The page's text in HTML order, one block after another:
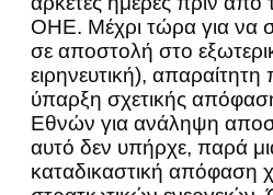
ΟΗΕ. Μέχρι τώρα για να
σε αποστολή στο
ειρηνευτική),
ύπαρξη σχετικής
Εθνών για ανάληψη
αυτό δεν υπήρχε, παρά
καταδικαστική απόφαση